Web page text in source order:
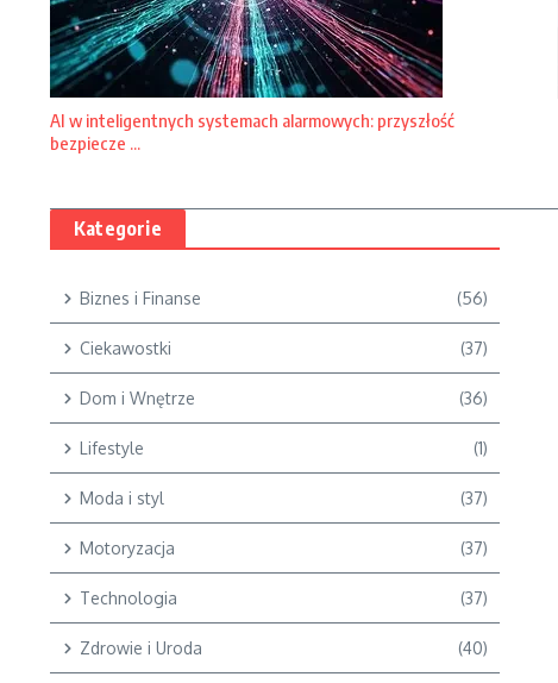
AI w inteligentnych systemach alarmowych: przyszłość
bezpiecze ...
Kategorie
Biznes i Finanse (56)
Ciekawostki (37)
Dom i Wnętrze (36)
Lifestyle (1)
Moda i styl (37)
Motoryzacja (37)
Technologia (37)
Zdrowie i Uroda (40)